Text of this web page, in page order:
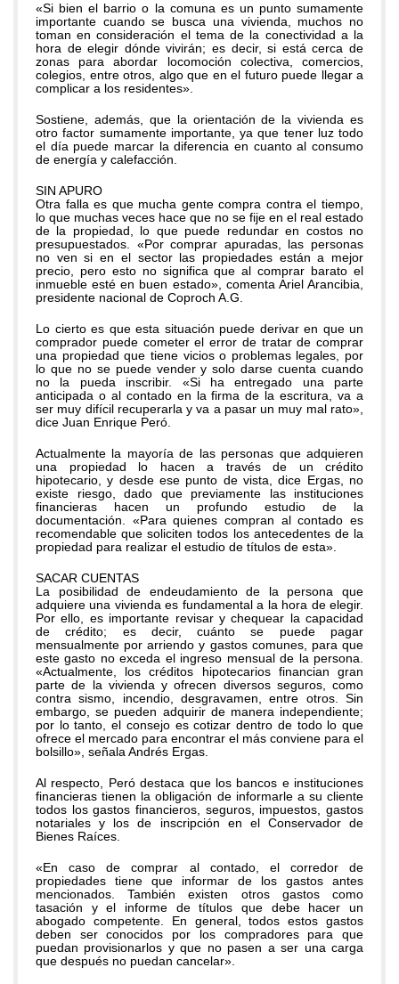
«Si bien el barrio o la comuna es un punto sumamente
importante cuando se busca una vivienda, muchos no
toman en consideración el tema de la conectividad a la
hora de elegir dónde vivirán; es decir, si está cerca de
zonas para abordar locomoción colectiva, comercios,
colegios, entre otros, algo que en el futuro puede llegar a
complicar a los residentes».
Sostiene, además, que la orientación de la vivienda es
otro factor sumamente importante, ya que tener luz todo
el día puede marcar la diferencia en cuanto al consumo
de energía y calefacción.
SIN APURO
Otra falla es que mucha gente compra contra el tiempo,
lo que muchas veces hace que no se fije en el real estado
de la propiedad, lo que puede redundar en costos no
presupuestados. «Por comprar apuradas, las personas
no ven si en el sector las propiedades están a mejor
precio, pero esto no significa que al comprar barato el
inmueble esté en buen estado», comenta Ariel Arancibia,
presidente nacional de Coproch A.G.
Lo cierto es que esta situación puede derivar en que un
comprador puede cometer el error de tratar de comprar
una propiedad que tiene vicios o problemas legales, por
lo que no se puede vender y solo darse cuenta cuando
no la pueda inscribir. «Si ha entregado una parte
anticipada o al contado en la firma de la escritura, va a
ser muy difícil recuperarla y va a pasar un muy mal rato»,
dice Juan Enrique Peró.
Actualmente la mayoría de las personas que adquieren
una propiedad lo hacen a través de un crédito
hipotecario, y desde ese punto de vista, dice Ergas, no
existe riesgo, dado que previamente las instituciones
financieras hacen un profundo estudio de la
documentación. «Para quienes compran al contado es
recomendable que soliciten todos los antecedentes de la
propiedad para realizar el estudio de títulos de esta».
SACAR CUENTAS
La posibilidad de endeudamiento de la persona que
adquiere una vivienda es fundamental a la hora de elegir.
Por ello, es importante revisar y chequear la capacidad
de crédito; es decir, cuánto se puede pagar
mensualmente por arriendo y gastos comunes, para que
este gasto no exceda el ingreso mensual de la persona.
«Actualmente, los créditos hipotecarios financian gran
parte de la vivienda y ofrecen diversos seguros, como
contra sismo, incendio, desgravamen, entre otros. Sin
embargo, se pueden adquirir de manera independiente;
por lo tanto, el consejo es cotizar dentro de todo lo que
ofrece el mercado para encontrar el más conviene para el
bolsillo», señala Andrés Ergas.
Al respecto, Peró destaca que los bancos e instituciones
financieras tienen la obligación de informarle a su cliente
todos los gastos financieros, seguros, impuestos, gastos
notariales y los de inscripción en el Conservador de
Bienes Raíces.
«En caso de comprar al contado, el corredor de
propiedades tiene que informar de los gastos antes
mencionados. También existen otros gastos como
tasación y el informe de títulos que debe hacer un
abogado competente. En general, todos estos gastos
deben ser conocidos por los compradores para que
puedan provisionarlos y que no pasen a ser una carga
que después no puedan cancelar».